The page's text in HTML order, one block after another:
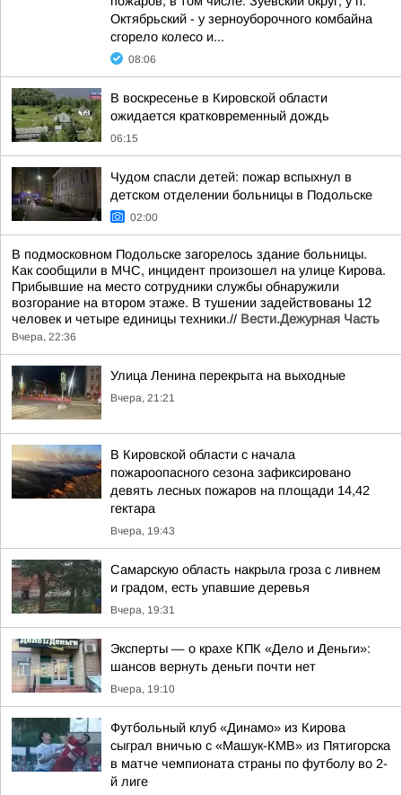
Октябрьский - у зерноуборочного комбайна
сгорело колесо и...
08:06
В воскресенье в Кировской области
ожидается кратковременный дождь
06:15
Чудом спасли детей: пожар вспыхнул в
детском отделении больницы в Подольске
02:00
В подмосковном Подольске загорелось здание больницы.
Как сообщили в МЧС, инцидент произошел на улице Кирова.
Прибывшие на место сотрудники службы обнаружили
возгорание на втором этаже. В тушении задействованы 12
человек и четыре единицы техники.// Вести.Дежурная Часть
Вчера, 22:36
Улица Ленина перекрыта на выходные
Вчера, 21:21
В Кировской области с начала
пожароопасного сезона зафиксировано
девять лесных пожаров на площади 14,42
гектара
Вчера, 19:43
Самарскую область накрыла гроза с ливнем
и градом, есть упавшие деревья
Вчера, 19:31
Эксперты — о крахе КПК «Дело и Деньги»:
шансов вернуть деньги почти нет
Вчера, 19:10
Футбольный клуб «Динамо» из Кирова
сыграл вничью с «Машук-КМВ» из Пятигорска
в матче чемпионата страны по футболу во 2-
й лиге